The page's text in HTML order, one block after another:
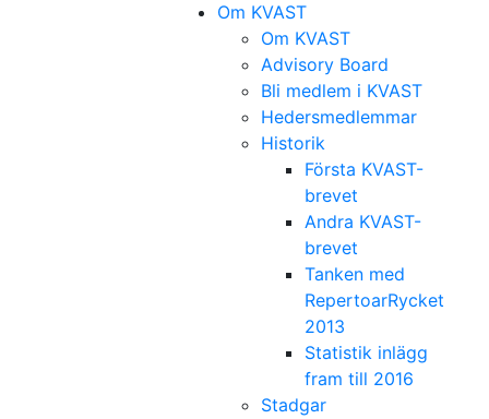
Om KVAST
Om KVAST
Advisory Board
Bli medlem i KVAST
Hedersmedlemmar
Historik
Första KVAST-
brevet
Andra KVAST-
brevet
Tanken med
RepertoarRycket
2013
Statistik inlägg
fram till 2016
Stadgar